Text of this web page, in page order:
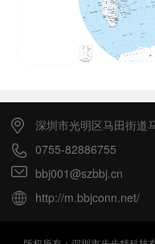
深圳市光明区马田街道
0755-82886755
bbj001@szbbj.cn
http://m.bbjconn.net/